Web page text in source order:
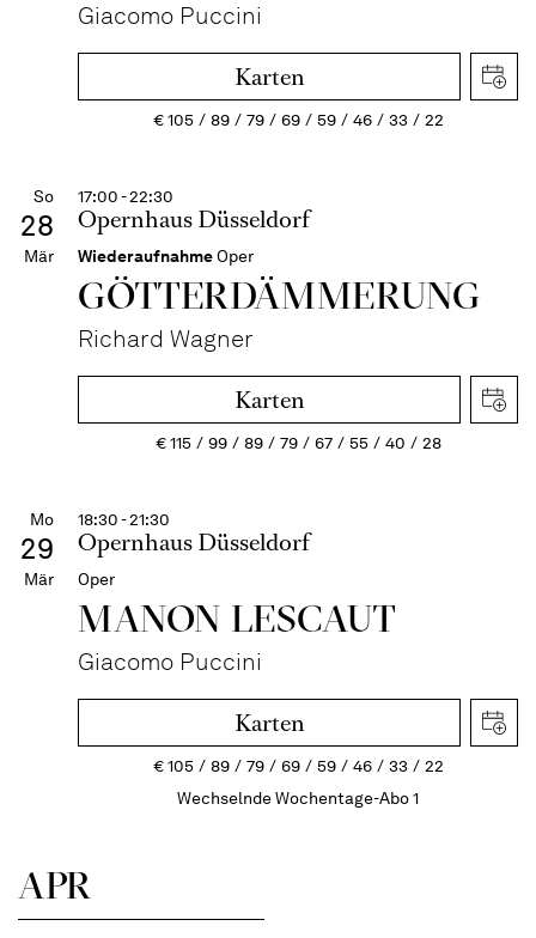
Giacomo Puccini
Karten
€105 89 79 69 59 46 33 22
So
28
Mär
17:00 - 22:30
Opernhaus Düsseldorf
WiederaufnahmeOper
GÖTTER­DÄMMERUNG
Richard Wagner
Karten
€115 99 89 79 67 55 40 28
Mo
29
Mär
18:30 - 21:30
Opernhaus Düsseldorf
Oper
MANON LESCAUT
Giacomo Puccini
Karten
€105 89 79 69 59 46 33
22
Wechselnde Wochentage-Abo 1
APR